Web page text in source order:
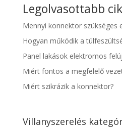
Legolvasottabb
Mennyi konnektor szükséges
Hogyan működik a
Panel lakások elektromos
Miért fontos a megfelelő
Miért szikrázik a konnektor?
Villanyszerelés